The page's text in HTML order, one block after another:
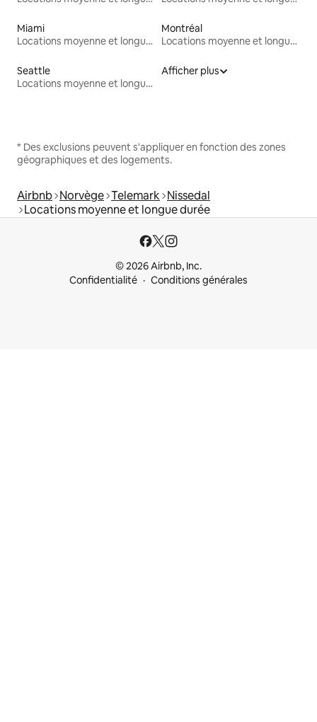
Miami
Locations moyenne et longue durée
Montréal
Locations moyenne et longue durée
Seattle
Locations moyenne et longue durée
Afficher plus
* Des exclusions peuvent s'appliquer en fonction des zones
géographiques et des logements.
Airbnb Norvège Telemark Nissedal
Locations moyenne et longue durée
© 2026 Airbnb, Inc.
Confidentialité
Conditions générales